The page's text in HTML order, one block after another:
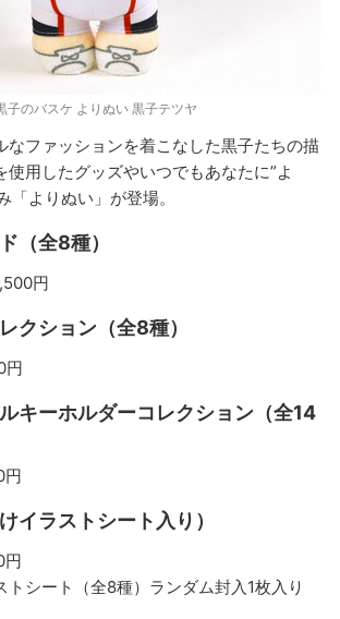
子のバスケ よりぬい 黒子テツヤ
なファッションを着こなした黒子たちの描
使用したグッズやいつでもあなたに”よ
「よりぬい」が登場。
（全8種）
円
クション（全8種）
円
キーホルダーコレクション（全14
円
イラストシート入り）
円
トシート（全8種）ランダム封入1枚入り